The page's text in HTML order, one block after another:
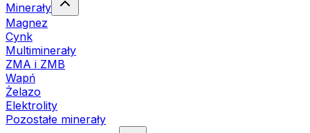
Minerały
Magnez
Cynk
Multiminerały
ZMA i ZMB
Wapń
Żelazo
Elektrolity
Pozostałe minerały